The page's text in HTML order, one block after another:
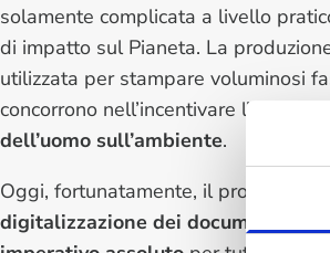
solamente complicata a livello
di impatto sul Pianeta. La
utilizzata per stampare voluminosi
concorrono nell’incentivare l’
dell’uomo sull’ambiente.
Oggi, fortunatamente, il processo di
digitalizzazione dei documenti